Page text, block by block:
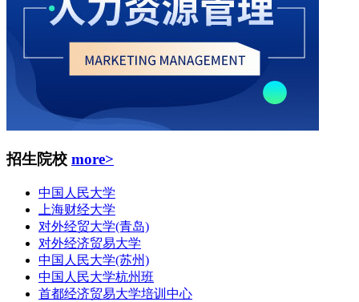
招生院校 more>
中国人民大学
上海财经大学
对外经贸大学(青岛)
对外经济贸易大学
中国人民大学(苏州)
中国人民大学杭州班
首都经济贸易大学培训中心